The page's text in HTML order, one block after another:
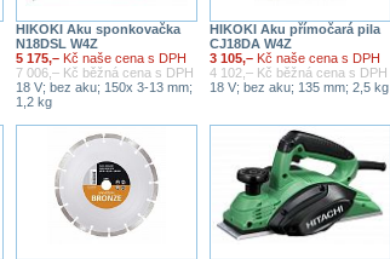
HIKOKI Aku sponkovačka
N18DSL W4Z
5 175,– Kč naše cena s DPH
7 006,– Kč běžná cena s DPH
18 V; bez aku; 150x 3-13 mm;
1,2 kg
HIKOKI Aku přímočará pila
CJ18DA W4Z
3 105,– Kč naše cena s DPH
4 102,– Kč běžná cena s DPH
18 V; bez aku; 135 mm; 2,5 kg